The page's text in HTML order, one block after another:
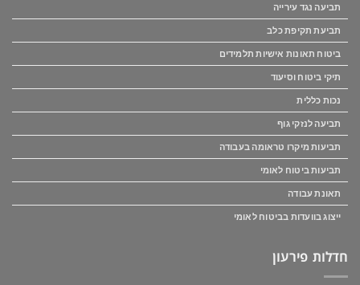
תביעה נגד עירייה
תביעת תקיפת כלב
ביטוח תאונות אישיות תלמידים
תיקי ביטוח וסיעוד
נכות כללית
תביעה לנזקי גוף
תביעות מיקרו טראומה בעבודה
תביעות ביטוח לאומי
תאונת עבודה
ייצוג בוועדות בביטוח לאומי
חדלות פירעון